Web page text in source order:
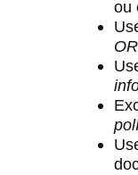
ou